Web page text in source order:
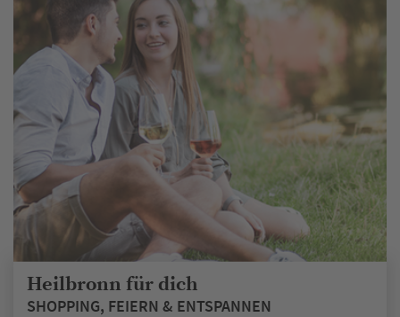
Heilbronn für dich
SHOPPING, FEIERN & ENTSPANNEN